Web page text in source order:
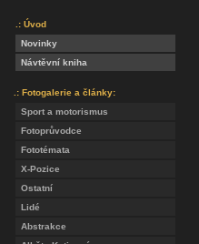
.: Úvod
Novinky
Návtěvní kniha
.: Fotogalerie a články:
Sport a motorismus
Fotoprůvodce
Fototémata
X-Pozice
Ostatní
Lidé
Abstrakce